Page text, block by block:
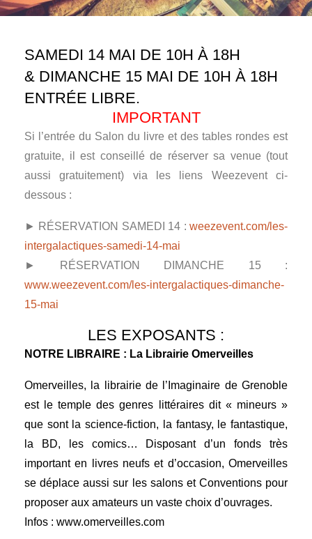
SAMEDI 14 MAI DE 10H À 18H
& DIMANCHE 15 MAI DE 10H À 18H
ENTRÉE LIBRE.
IMPORTANT
Si l’entrée du Salon du livre et des tables rondes est
gratuite, il est conseillé de réserver sa venue (tout
aussi gratuitement) via les liens Weezevent ci-
dessous :
► RÉSERVATION SAMEDI 14 : weezevent.com/les-
intergalactiques-samedi-14-mai
► RÉSERVATION DIMANCHE 15 :
www.weezevent.com/les-intergalactiques-dimanche-
15-mai
LES EXPOSANTS :
NOTRE LIBRAIRE : La Librairie Omerveilles
Omerveilles, la librairie de l’Imaginaire de Grenoble
est le temple des genres littéraires dit « mineurs »
que sont la science-fiction, la fantasy, le fantastique,
la BD, les comics… Disposant d’un fonds très
important en livres neufs et d’occasion, Omerveilles
se déplace aussi sur les salons et Conventions pour
proposer aux amateurs un vaste choix d’ouvrages.
Infos : www.omerveilles.com